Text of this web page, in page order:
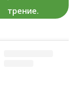
трение.